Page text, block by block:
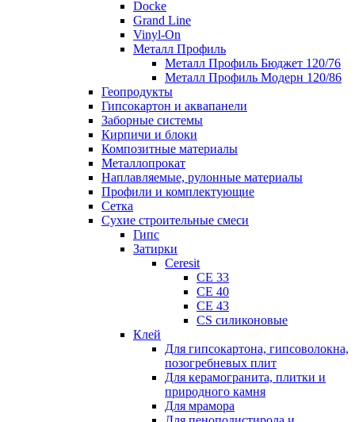
Docke
Grand Line
Vinyl-On
Металл Профиль
Металл Профиль Бюджет 120/76
Металл Профиль Модерн 120/86
Геопродукты
Гипсокартон и аквапанели
Заборные системы
Кирпичи и блоки
Композитные материалы
Металлопрокат
Наплавляемые, рулонные материалы
Профили и комплектующие
Сетка
Сухие строительные смеси
Гипс
Затирки
Ceresit
CE 33
CE 40
CE 43
CS силиконовые
Клей
Для гипсокартона, гипсоволокна,
позогребневых плит
Для керамогранита, плитки и
природного камня
Для мрамора